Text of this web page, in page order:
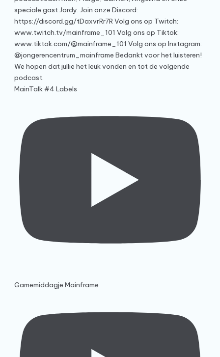
MainTalk #4 Labels
Gamemiddagje Mainframe